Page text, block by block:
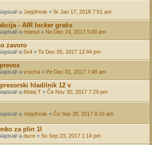
a Jeppfreak « Sr Jan 17, 2018 7:51 am
- AIR locker gratis
a mamut « Ne Dec 24, 2017 5:00 pm
zavoro
a 5x4 « To Dec 05, 2017 12:44 pm
a vrecha « Pe Dec 01, 2017 7:48 am
hladilnik 12 v
a Matej T « Če Nov 30, 2017 7:29 pm
a Jeppfreak « Če Sep 28, 2017 8:16 am
za plin 1l
a duce « So Sep 23, 2017 1:14 pm